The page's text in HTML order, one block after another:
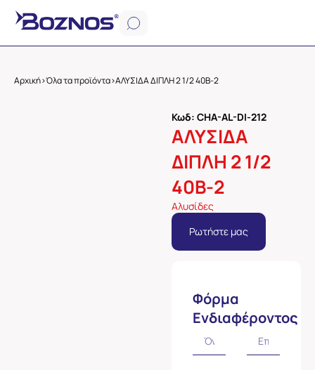
Αρχική>Όλα τα προϊόντα>ΑΛΥΣΙΔΑ ΔΙΠΛΗ 2 1/2 40Β-2
Κωδ: CHA-AL-DI-212
ΑΛΥΣΙΔΑ
ΔΙΠΛΗ 2 1/2
40Β-2
Αλυσίδες
Ρωτήστε μας
Φόρμα
Ενδιαφέροντος